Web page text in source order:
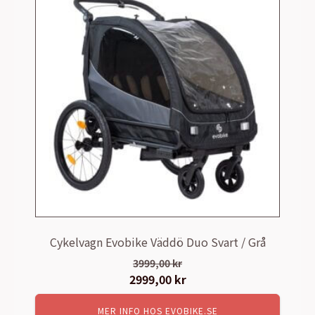
Cykelvagn Evobike Väddö Duo Svart / Grå
3999,00kr
Det
ursprungliga
2999,00 krDet
nuvarande
MER INFO HOS EVOBIKE.SE